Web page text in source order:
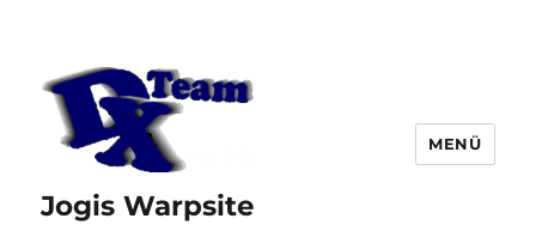
Jogis Warpsite
MENÜ